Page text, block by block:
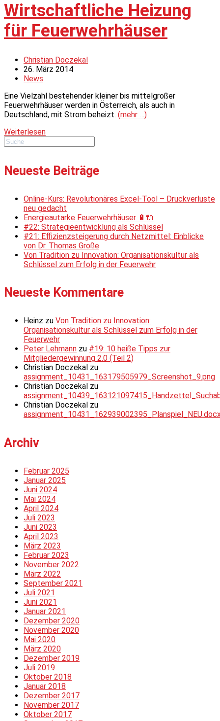
Wirtschaftliche Heizung
für Feuerwehrhäuser
Beitrags-
Autor:
Christian Doczekal
Beitrag
veröffentlicht:
26. März 2014
Beitrags-
News
Eine Vielzahl bestehender kleiner bis mittelgroßer
Feuerwehrhäuser werden in Österreich, als auch in
Deutschland, mit Strom beheizt. (mehr …)
WeiterlesenWirtschaftliche
Neueste Beiträge
Online-Kurs: Revolutionäres Excel-Tool – Druckverluste
neu gedacht
Energieautarke Feuerwehrhäuser 🔋🔌
#22: Strategieentwicklung als Schlüssel
#21: Effizienzsteigerung durch Netzmittel: Einblicke
von Dr. Thomas Große
Von Tradition zu Innovation: Organisationskultur als
Schlüssel zum Erfolg in der Feuerwehr
Neueste Kommentare
Heinz zu Von Tradition zu Innovation:
Organisationskultur als Schlüssel zum Erfolg in der
Feuerwehr
Peter Lehmann zu #19: 10 heiße Tipps zur
Mitgliedergewinnung 2.0 (Teil 2)
Christian Doczekal zu
assignment_10431_163179505979_Screenshot_9.png
Christian Doczekal zu
Christian Doczekal zu
Archiv
Februar 2025
Januar 2025
Juni 2024
Mai 2024
April 2024
Juli 2023
Juni 2023
April 2023
März 2023
Februar 2023
November 2022
März 2022
September 2021
Juli 2021
Juni 2021
Januar 2021
Dezember 2020
November 2020
Mai 2020
März 2020
Dezember 2019
Juli 2019
Oktober 2018
Januar 2018
Dezember 2017
November 2017
Oktober 2017